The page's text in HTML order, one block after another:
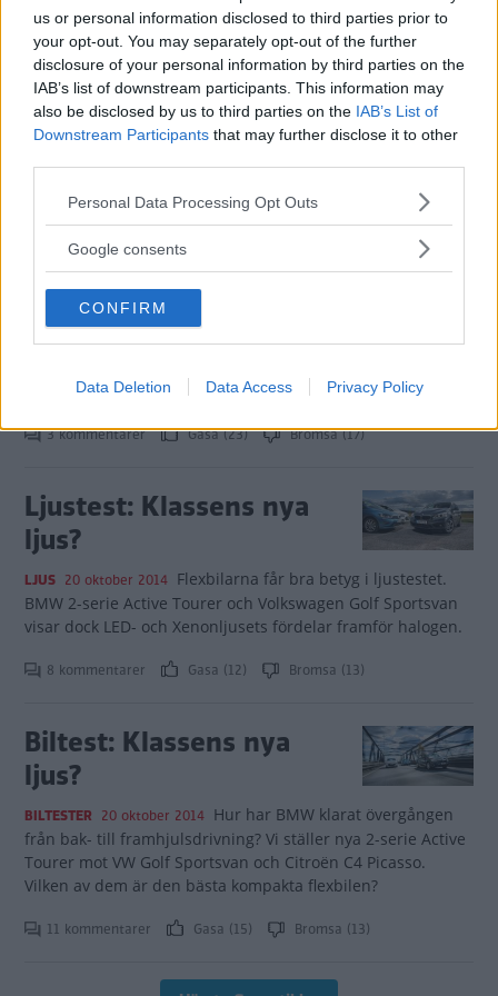
us or personal information disclosed to third parties prior to
your opt-out. You may separately opt-out of the further
disclosure of your personal information by third parties on the
IAB’s list of downstream participants. This information may
also be disclosed by us to third parties on the IAB’s List of
Downstream Participants that may further disclose it to other
Please note that this website/app uses one or more Google
not limited to your visit or usage behaviour. You may click to
use your data for below specified purposes in below Google
consent section.
Personal Data Processing Opt Outs
Google consents
CONFIRM
Data Deletion Data Access Privacy Policy
Tourer – rapport från
provkörningen
PROVKÖRNING 29 april 2015 Framhjulsdrivna BMW:n har växt
till sig och fått plats för sju – Vi rapporterar från
provkörningen av BMW 2-serie Gran Tourer.
Rosttest: BMW 2-serie
Active Tourer (2014)
ROST
Nästan full pott i rosttestet för BMW 2-
serie Active Tourer. Vältäkande slitskydd och huv i
riskerar dock att bli grogrund för rost.
3 kommentarer Gasa (23) Bromsa (17)
Ljustest: Klassens nya
ljus?
LJUS 20 oktober 2014 Flexbilarna får bra betyg i ljustestet.
BMW 2-serie Active Tourer och Volkswagen Golf Sportsvan
visar dock LED- och Xenonljusets fördelar framför halogen.
8 kommentarer Gasa (12) Bromsa (13)
Biltest: Klassens nya
ljus?
BILTESTER 20 oktober 2014 Hur har BMW klarat övergången
från bak- till framhjulsdrivning? Vi ställer nya 2-serie Active
Tourer mot VW Golf Sportsvan och Citroën C4 Picasso.
Vilken av dem är den bästa kompakta flexbilen?
11 kommentarer Gasa (15) Bromsa (13)